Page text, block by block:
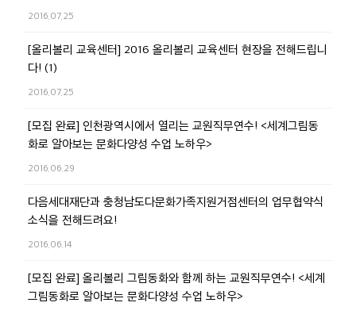
2016.07.25
[올리볼리 교육센터] 2016 올리볼리 교육센터 현장을 전해드립니
다! (1)
2016.07.25
[모집 완료] 인천광역시에서 열리는 교원직무연수! <세계그림동
화로 알아보는 문화다양성 수업 노하우>
2016.06.29
다음세대재단과 충청남도다문화가족지원거점센터의 업무협약식
소식을 전해드려요!
2016.06.14
[모집 완료] 올리볼리 그림동화와 함께 하는 교원직무연수! <세계
그림동화로 알아보는 문화다양성 수업 노하우>